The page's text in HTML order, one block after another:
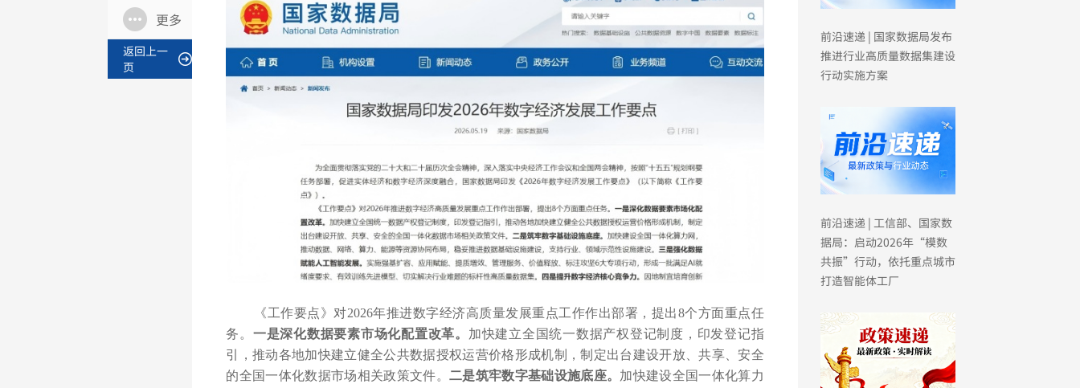
更多
返回上一
页
《工作要点》对2026年推进数字经济高质量发展重点工作作出部署，提出8个方面重点任
务。 一是深化数据要素市场化配置改革。 加快建立全国统一数据产权登记制度，印发登记指
引，推动各地加快建立健全公共数据授权运营价格形成机制，制定出台建设开放、共享、安全
的全国一体化数据市场相关政策文件。二是筑牢数字基础设施底座。 加快建设全国一体化算力
前沿速递 | 国家数据局发布
推进行业高质量数据集建设
行动实施方案
前沿速递 | 工信部、国家数
据局：启动2026年“模数
共振”行动，依托重点城市
打造智能体工厂